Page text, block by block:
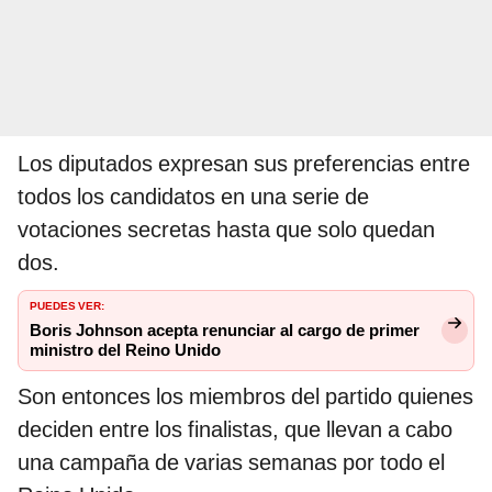
Los diputados expresan sus preferencias entre
todos los candidatos en una serie de
votaciones secretas hasta que solo quedan
dos.
PUEDES VER:
Boris Johnson acepta renunciar al cargo de primer
ministro del Reino Unido
Son entonces los miembros del partido quienes
deciden entre los finalistas, que llevan a cabo
una campaña de varias semanas por todo el